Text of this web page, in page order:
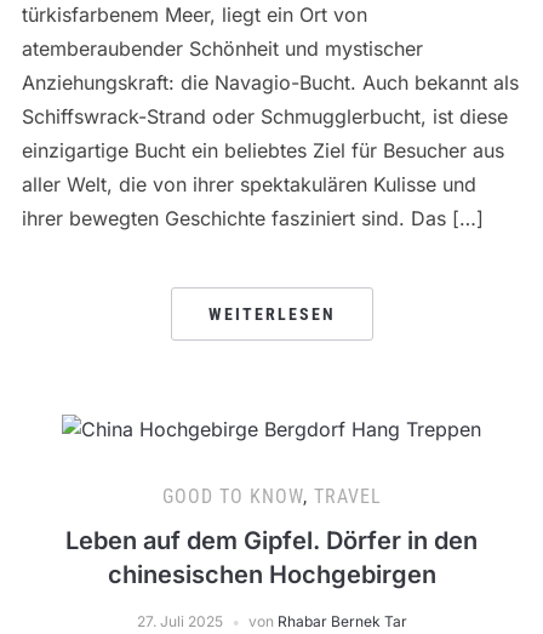
türkisfarbenem Meer, liegt ein Ort von
atemberaubender Schönheit und mystischer
Anziehungskraft: die Navagio-Bucht. Auch bekannt als
Schiffswrack-Strand oder Schmugglerbucht, ist diese
einzigartige Bucht ein beliebtes Ziel für Besucher aus
aller Welt, die von ihrer spektakulären Kulisse und
ihrer bewegten Geschichte fasziniert sind. Das […]
WEITERLESEN
GOOD TO KNOW, TRAVEL
Leben auf dem Gipfel. Dörfer in den
chinesischen Hochgebirgen
27. Juli 2025 von Rhabar Bernek Tar